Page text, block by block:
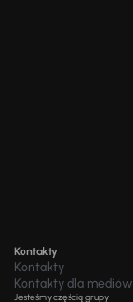
Kontakty
Kontakty
Kontakty dla mediów
Jesteśmy częścią grupy